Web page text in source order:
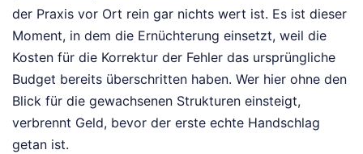
der Praxis vor Ort rein gar nichts wert ist. Es ist dieser
Moment, in dem die Ernüchterung einsetzt, weil die
Kosten für die Korrektur der Fehler das ursprüngliche
Budget bereits überschritten haben. Wer hier ohne den
Blick für die gewachsenen Strukturen einsteigt,
verbrennt Geld, bevor der erste echte Handschlag
getan ist.